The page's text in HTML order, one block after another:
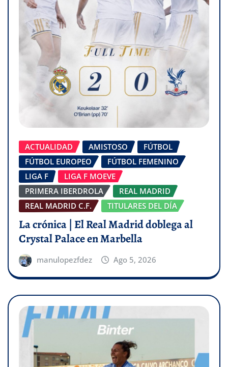
ACTUALIDAD AMISTOSO
FÚTBOL
FÚTBOL EUROPEO
FÚTBOL FEMENINO
LIGA F
LIGA F MOEVE
PRIMERA IBERDROLA
REAL MADRID
REAL MADRID C.F.
TITULARES DEL DÍA
La crónica | El Real Madrid doblega al
Crystal Palace en Marbella
manulopezfdez Ago 5, 2026